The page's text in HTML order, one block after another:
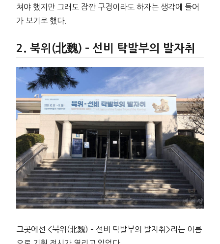
쳐야 했지만 그래도 잠깐 구경이라도 하자는 생각에 들어
가 보기로 했다.
북위(北魏) – 선비 탁발부의 발자취
그곳에선 <북위(北魏) – 선비 탁발부의 발자취>라는 이름